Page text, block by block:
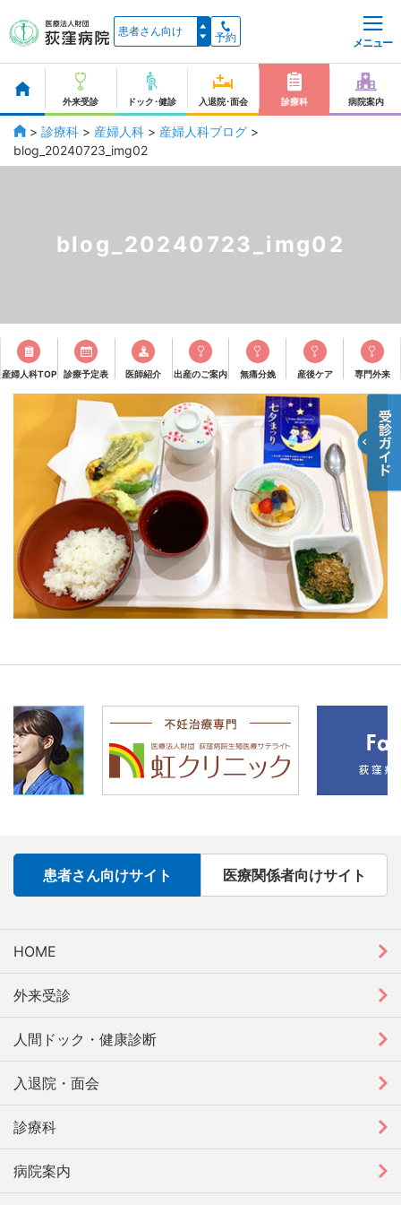
予約 メニュー
外来受診 ドック･健診 入退院･面会 診療科 病院案内
> 診療科 > 産婦人科 > 産婦人科ブログ >
blog_20240723_img02
blog_20240723_img02
産婦人科TOP 診療予定表 医師紹介 出産のご案内 無痛分娩 産後ケア 専門外来
患者さん向けサイト 医療関係者向けサイト
HOME
外来受診
人間ドック・健康診断
入退院・面会
診療科
病院案内